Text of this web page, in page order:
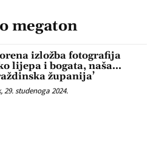
megaton
izložba fotografija
lijepa i bogata, naša…
županija’
29. studenoga 2024.